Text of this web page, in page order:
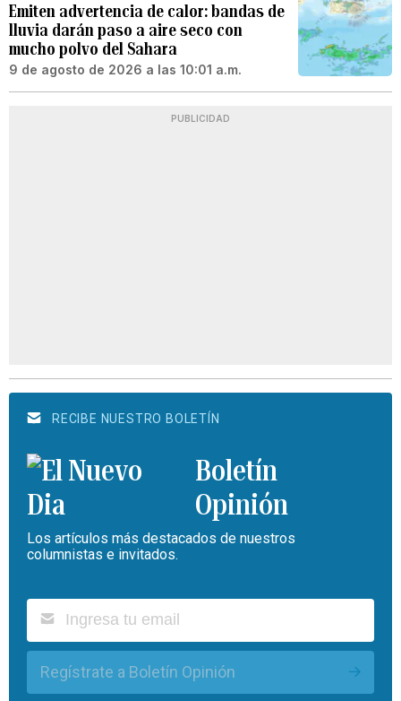
Emiten advertencia de calor: bandas de
lluvia darán paso a aire seco con
mucho polvo del Sahara
9 de agosto de 2026 a las 10:01 a.m.
PUBLICIDAD
RECIBE NUESTRO BOLETÍN
Boletín
Opinión
Los artículos más destacados de nuestros
columnistas e invitados.
Regístrate a Boletín Opinión